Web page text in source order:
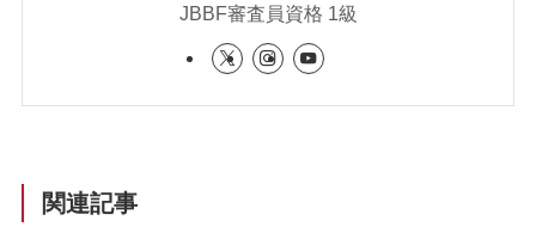
JBBF審査員資格 1級
関連記事